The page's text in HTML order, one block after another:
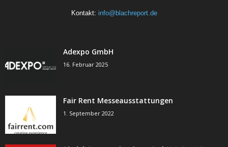
Kontakt: info@blachreport.de
Adexpo GmbH
16. Februar 2025
Fair Rent Messeausstattungen
1. September 2022